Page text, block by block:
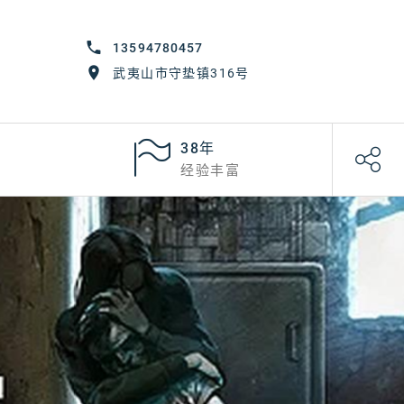
13594780457
武夷山市守垫镇316号
38年
经验丰富